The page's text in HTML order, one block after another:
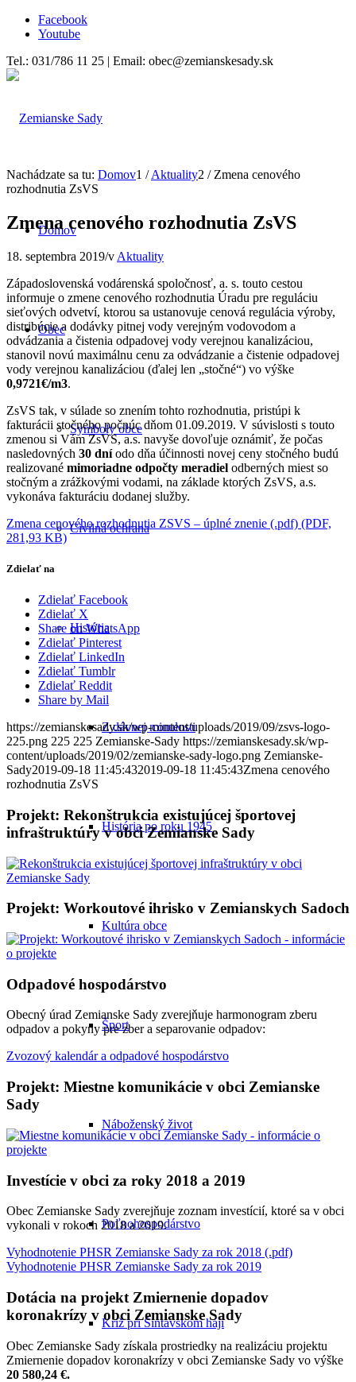
Facebook
Youtube
Tel.: 031/786 11 25 | Email: obec@zemianskesady.sk
Domov
Obec
Symboly obce
Civilná ochrana
História
Z dávnej minulosti
História po roku 1945
Kultúra obce
Šport
Náboženský život
Poľnohospodárstvo
Kríž pri Šintavskom háji
Nachádzate sa tu: Domov1 / Aktuality2 / Zmena cenového
rozhodnutia ZsVS
Zmena cenového rozhodnutia ZsVS
18. septembra 2019/v Aktuality
Západoslovenská vodárenská spoločnosť, a. s. touto cestou
informuje o zmene cenového rozhodnutia Úradu pre reguláciu
sieťových odvetví, ktorou sa ustanovuje cenová regulácia výroby,
distribúcie a dodávky pitnej vody verejným vodovodom a
odvádzania a čistenia odpadovej vody verejnou kanalizáciou,
stanovil novú maximálnu cenu za odvádzanie a čistenie odpadovej
vody verejnou kanalizáciou (ďalej len „stočné“) vo výške
0,9721€/m3.
ZsVS tak, v súlade so znením tohto rozhodnutia, pristúpi k
fakturácii stočného počnúc dňom 01.09.2019. V súvislosti s touto
zmenou si Vám ZsVS, a.s. navyše dovoľuje oznámiť, že počas
nasledovných 30 dníodo dňa účinnosti novej ceny stočného budú
realizované mimoriadne odpočty meradiel odberných miest so
stočným a zrážkovými vodami, na základe ktorých ZsVS, a.s.
vykonáva fakturáciu dodanej služby.
Zmena cenového rozhodnutia ZSVS – úplné znenie (.pdf) (PDF,
281,93 KB)
Zdielať na
Zdielať Facebook
Zdielať X
Share on WhatsApp
Zdielať Pinterest
Zdielať LinkedIn
Zdielať Tumblr
Zdielať Reddit
Share by Mail
https://zemianskesady.sk/wp-content/uploads/2019/09/zsvs-logo-
225.png 225 225 Zemianske-Sady https://zemianskesady.sk/wp-
content/uploads/2019/02/zemianske-sady-logo.png Zemianske-
Sady2019-09-18 11:45:432019-09-18 11:45:43Zmena cenového
rozhodnutia ZsVS
Projekt: Rekonštrukcia existujúcej športovej
infraštruktúry v obci Zemianske Sady
Projekt: Workoutové ihrisko v Zemianskych Sadoch
Odpadové hospodárstvo
Obecný úrad Zemianske Sady zverejňuje harmonogram zberu
odpadov a pokyny pre zber a separovanie odpadov:
Zvozový kalendár a odpadové hospodárstvo
Projekt: Miestne komunikácie v obci Zemianske
Sady
Investície v obci za roky 2018 a 2019
Obec Zemianske Sady zverejňuje zoznam investícií, ktoré sa v obci
vykonali v rokoch 2018 a 2019.
Vyhodnotenie PHSR Zemianske Sady za rok 2018 (.pdf)
Vyhodnotenie PHSR Zemianske Sady za rok 2019
Dotácia na projekt Zmiernenie dopadov
koronakrízy v obci Zemianske Sady
Obec Zemianske Sady získala prostriedky na realizáciu projektu
Zmiernenie dopadov koronakrízy v obci Zemianske Sady vo výške
20 580,24 €.